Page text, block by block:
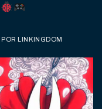
POR LINKINGDOM